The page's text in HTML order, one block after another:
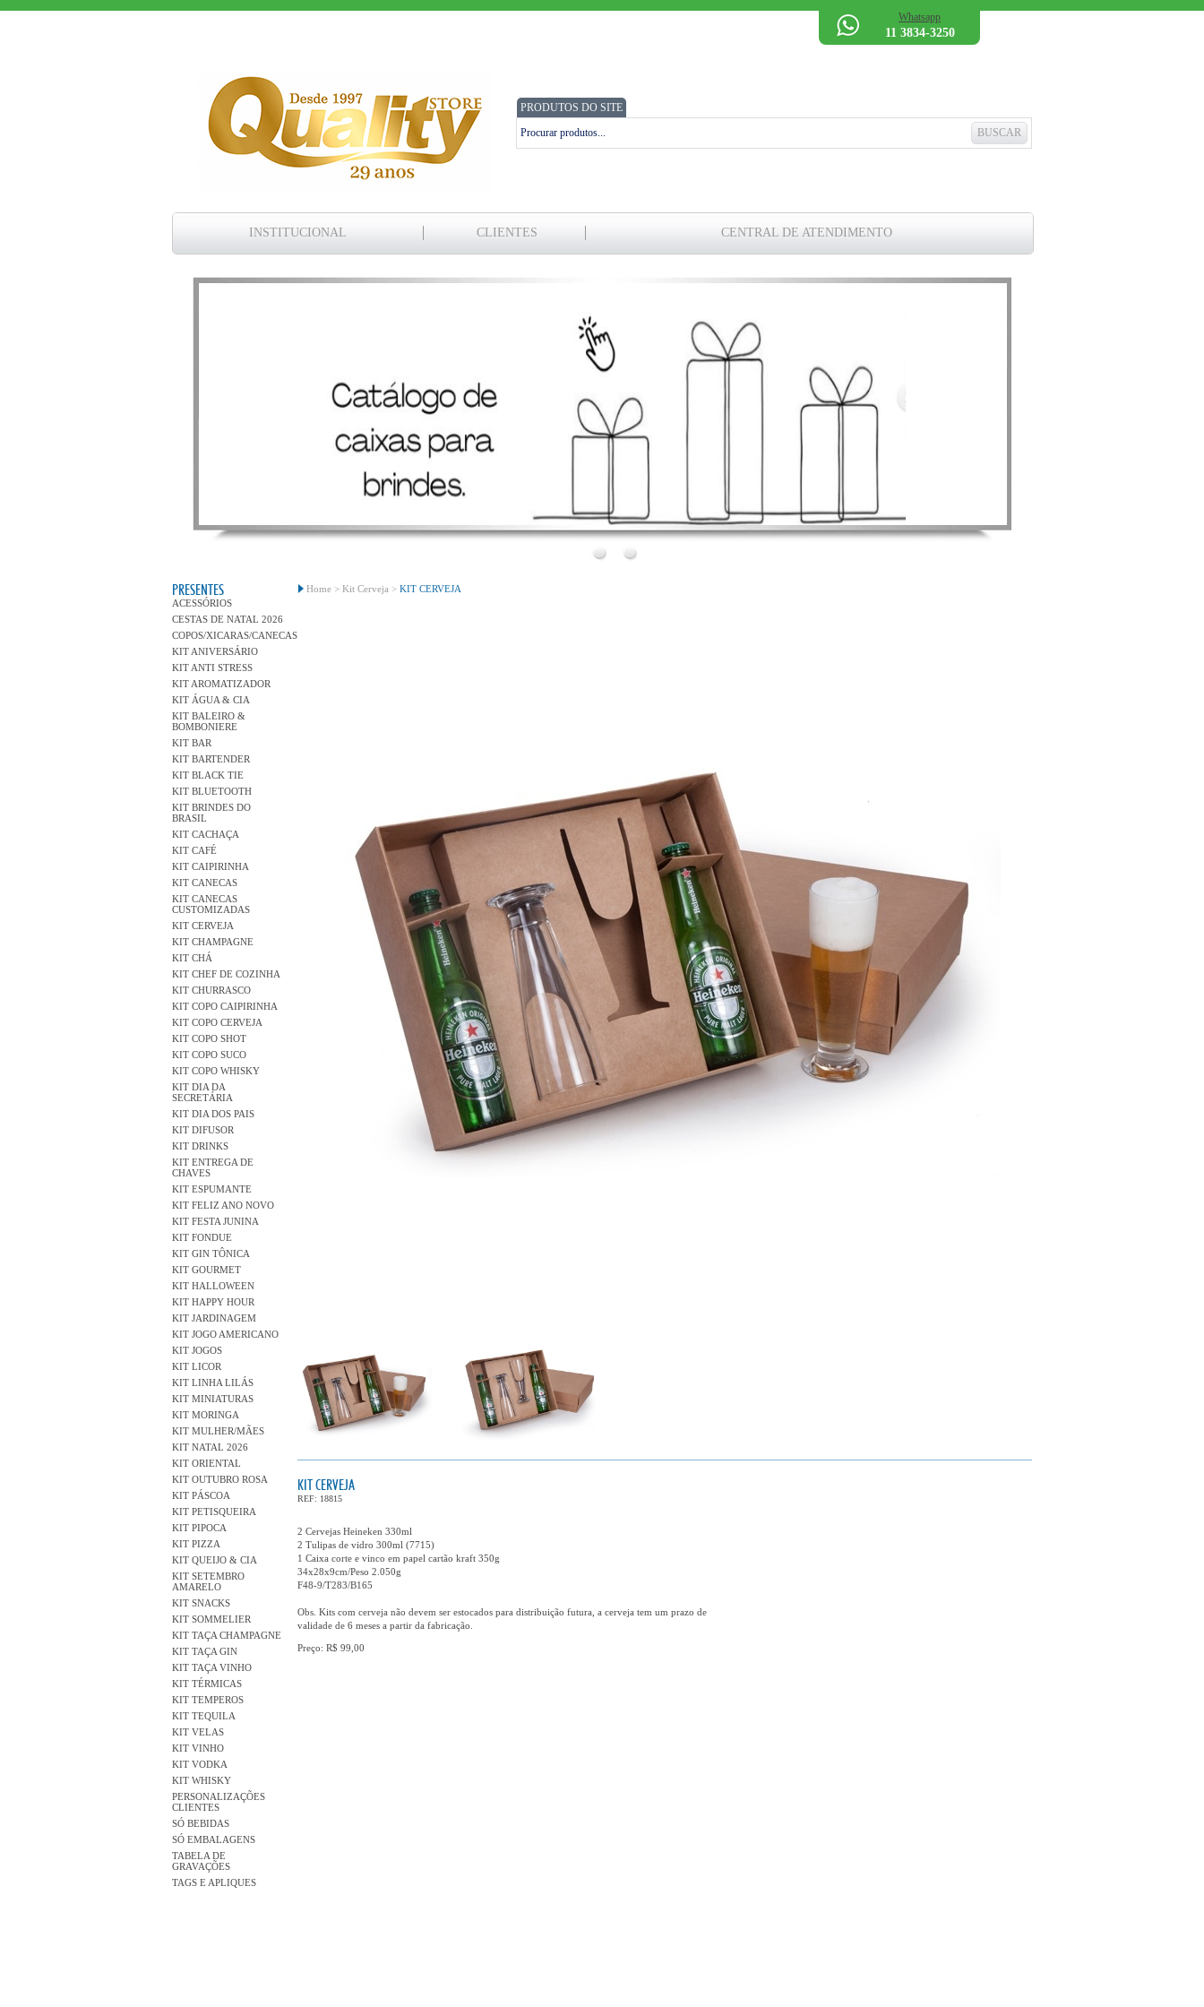
Whatsapp
11 3834-3250
PRODUTOS DO SITE
INSTITUCIONAL CLIENTES CENTRAL DE ATENDIMENTO
Bem Vindo!
PRESENTES
ACESSÓRIOS
CESTAS DE NATAL 2026
COPOS/XICARAS/CANECAS
KIT ANIVERSÁRIO
KIT ANTI STRESS
KIT AROMATIZADOR
KIT ÁGUA & CIA
KIT BALEIRO &
BOMBONIERE
KIT BAR
KIT BARTENDER
KIT BLACK TIE
KIT BLUETOOTH
KIT BRINDES DO
BRASIL
KIT CACHAÇA
KIT CAFÉ
KIT CAIPIRINHA
KIT CANECAS
KIT CANECAS
CUSTOMIZADAS
KIT CERVEJA
KIT CHAMPAGNE
KIT CHÁ
KIT CHEF DE COZINHA
KIT CHURRASCO
KIT COPO CAIPIRINHA
KIT COPO CERVEJA
KIT COPO SHOT
KIT COPO SUCO
KIT COPO WHISKY
KIT DIA DA
SECRETÁRIA
KIT DIA DOS PAIS
KIT DIFUSOR
KIT DRINKS
KIT ENTREGA DE
CHAVES
KIT ESPUMANTE
KIT FELIZ ANO NOVO
KIT FESTA JUNINA
KIT FONDUE
KIT GIN TÔNICA
KIT GOURMET
KIT HALLOWEEN
KIT HAPPY HOUR
KIT JARDINAGEM
KIT JOGO AMERICANO
KIT JOGOS
KIT LICOR
KIT LINHA LILÁS
KIT MINIATURAS
KIT MORINGA
KIT MULHER/MÃES
KIT NATAL 2026
KIT ORIENTAL
KIT OUTUBRO ROSA
KIT PÁSCOA
KIT PETISQUEIRA
KIT PIPOCA
KIT PIZZA
KIT QUEIJO & CIA
KIT SETEMBRO
AMARELO
KIT SNACKS
KIT SOMMELIER
KIT TAÇA CHAMPAGNE
KIT TAÇA GIN
KIT TAÇA VINHO
KIT TÉRMICAS
KIT TEMPEROS
KIT TEQUILA
KIT VELAS
KIT VINHO
KIT VODKA
KIT WHISKY
PERSONALIZAÇÕES
CLIENTES
SÓ BEBIDAS
SÓ EMBALAGENS
TABELA DE
GRAVAÇÕES
TAGS E APLIQUES
Home > Kit Cerveja > KIT CERVEJA
KIT CERVEJA
REF: 18815
2 Cervejas Heineken 330ml
2 Tulipas de vidro 300ml (7715)
1 Caixa corte e vinco em papel cartão kraft 350g
34x28x9cm/Peso 2.050g
F48-9/T283/B165
Obs. Kits com cerveja não devem ser estocados para distribuição futura, a cerveja tem um prazo de
validade de 6 meses a partir da fabricação.
Preço: R$ 99,00